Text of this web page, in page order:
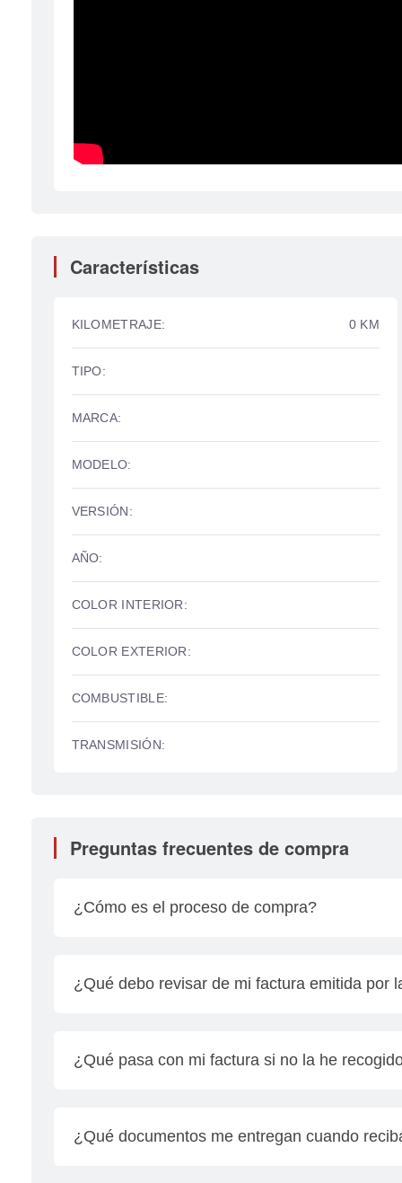
Características
KILOMETRAJE: 0 KM
TIPO:
MARCA:
MODELO:
VERSIÓN:
AÑO:
COLOR INTERIOR:
COLOR EXTERIOR:
COMBUSTIBLE:
TRANSMISIÓN:
Preguntas frecuentes de compra
¿Cómo es el proceso de compra?
• Llenar solicitud del financiamiento y se te
¿Qué debo revisar de mi factura emitida por
fecha, pedimento de importación aduana y clave
¿Qué pasa con mi factura si no la he
¿Qué documentos me entregan cuando